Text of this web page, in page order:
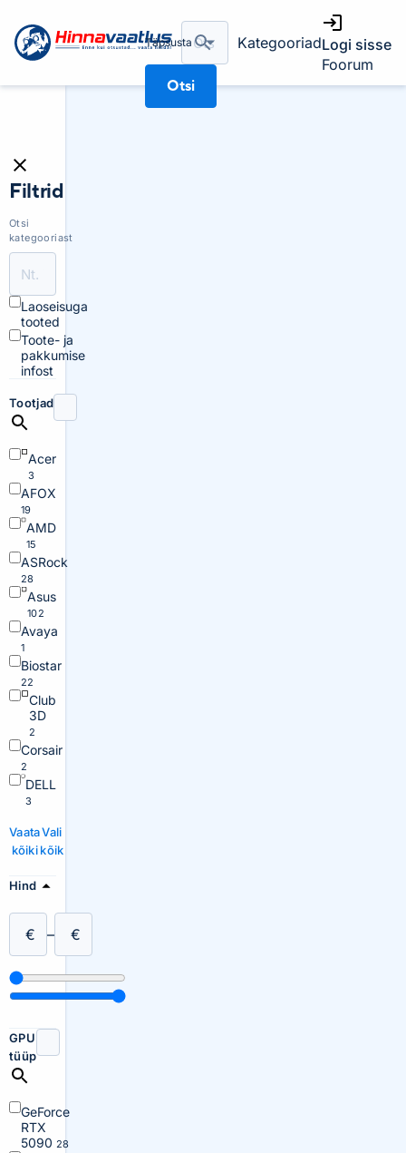
Täpsusta
Otsi
KategooriadLogi sisse
Foorum
Filtrid
Otsi
kategooriast
Laoseisuga
tooted
Toote- ja
pakkumise
infost
Tootjad
Acer
3
AFOX
19
AMD
15
ASRock
28
Asus
102
Avaya
1
Biostar
22
Club
3D
2
Corsair
2
DELL
3
Vaata
kõiki
Vali
kõik
Hind
€ – €
GPU
tüüp
GeForce
RTX
5090 28